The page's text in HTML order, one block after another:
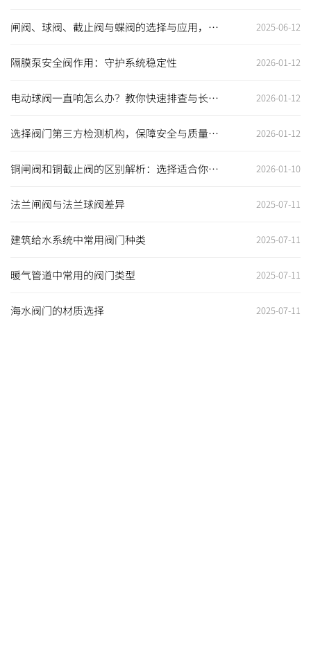
闸阀、球阀、截止阀与蝶阀的选择与应用，助
2025-06-12
隔膜泵安全阀作用：守护系统稳定性 2026-01-12
电动球阀一直响怎么办？教你快速排查与长期
2026-01-12
选择阀门第三方检测机构，保障安全与质量的
2026-01-12
铜闸阀和铜截止阀的区别解析：选择适合你的
2026-01-10
法兰闸阀与法兰球阀差异 2025-07-11
建筑给水系统中常用阀门种类 2025-07-11
暖气管道中常用的阀门类型 2025-07-11
海水阀门的材质选择 2025-07-11